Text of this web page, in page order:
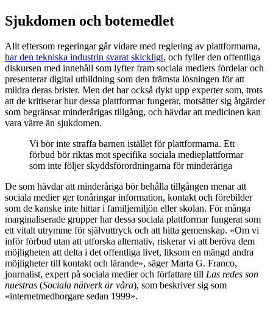
Sjukdomen och botemedlet
Allt eftersom regeringar går vidare med reglering av plattformarna,
har den tekniska industrin svarat skickligt, och fyller den offentliga
diskursen med innehåll som lyfter fram sociala mediers fördelar och
presenterar digital utbildning som den främsta lösningen för att
mildra deras brister. Men det har också dykt upp experter som, trots
att de kritiserar hur dessa plattformar fungerar, motsätter sig åtgärder
som begränsar minderårigas tillgång, och hävdar att medicinen kan
vara värre än sjukdomen.
Vi bör inte straffa barnen istället för plattformarna. Ett
förbud bör riktas mot specifika sociala medieplattformar
som inte följer skyddsförordningarna för minderåriga
De som hävdar att minderåriga bör behålla tillgången menar att
sociala medier ger tonåringar information, kontakt och förebilder
som de kanske inte hittar i familjemiljön eller skolan. För många
marginaliserade grupper har dessa sociala plattformar fungerat som
ett vitalt utrymme för självuttryck och att hitta gemenskap. «Om vi
inför förbud utan att utforska alternativ, riskerar vi att beröva dem
möjligheten att delta i det offentliga livet, liksom en mängd andra
möjligheter till kontakt och lärande», säger Marta G. Franco,
journalist, expert på sociala medier och författare till Las redes son
nuestras (Sociala nätverk är våra), som beskriver sig som
«internetmedborgare sedan 1999».